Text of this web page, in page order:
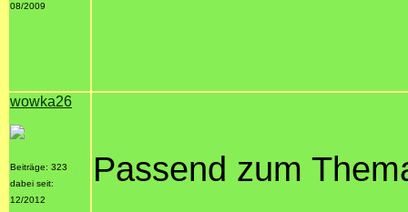
08/2009
wowka26
Beiträge: 323
dabei seit:
12/2012
Passend zum